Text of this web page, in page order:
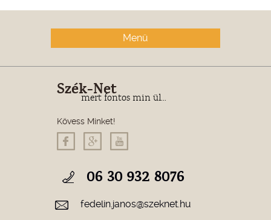
Menü
Szék-Net
mert fontos min ül...
Kövess Minket!
06 30 932 8076
fedelin.janos@szeknet.hu